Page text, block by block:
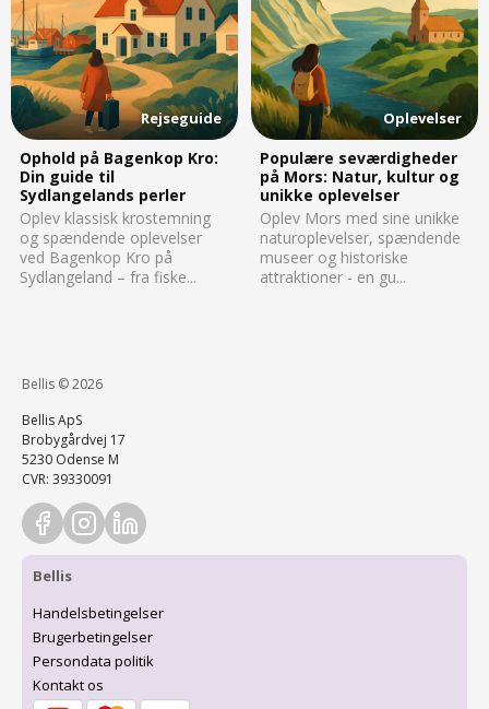
Rejseguide
Ophold på Bagenkop Kro:
Din guide til
Sydlangelands perler
Oplev klassisk krostemning
og spændende oplevelser
ved Bagenkop Kro på
Sydlangeland – fra fiske...
Oplevelser
Populære seværdigheder
på Mors: Natur, kultur og
unikke oplevelser
Oplev Mors med sine unikke
naturoplevelser, spændende
museer og historiske
attraktioner - en gu...
Bellis © 2026
Bellis ApS
Brobygårdvej 17
5230 Odense M
CVR: 39330091
Bellis
Handelsbetingelser
Brugerbetingelser
Persondata politik
Kontakt os